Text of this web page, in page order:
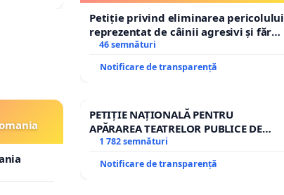
Petiție privind eliminarea pericolului
reprezentat de câinii agresivi și fără
stăpân din comuna Tunari
46 semnături
Notificare de transparență
PETIȚIE NAȚIONALĂ PENTRU
APĂRAREA TEATRELOR PUBLICE DE
REPERTORIU DIN ROMÂNIA
1 782 semnături
Notificare de transparență